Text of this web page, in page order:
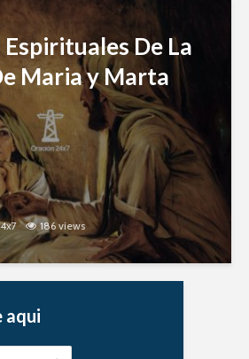
De La
Maria y Marta
186 views
aqui